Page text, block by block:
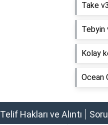
Take
Tebyin
Kolay
Ocean
Telif Hakları ve Alıntı